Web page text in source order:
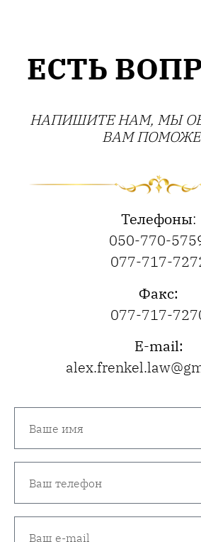
ЕСТЬ
НАПИШИТЕ НАМ, МЫ
ВАМ
Телефоны:
050-770-
077-717-
Факс:
077-717-
E-mail: